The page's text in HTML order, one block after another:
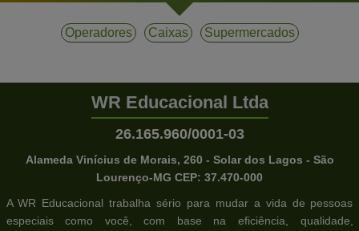
Operadores Caixas Supermercados
WR Educacional Ltda
26.165.960/0001-03
Alameda Vinícius de Morais, 260 - Solar dos Lagos - São
Lourenço-MG CEP: 37.470-000
A WR Educacional trabalha sério para mudar a vida de pessoas
especiais como você, com base na eficiência, qualidade,